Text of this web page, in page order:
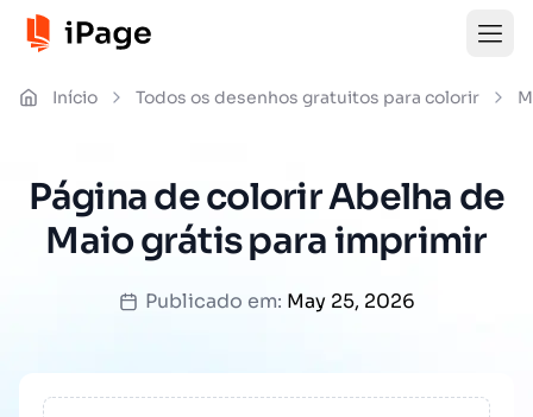
Início Todos os desenhos gratuitos para colorir
Página de colorir Abelha de
Maio grátis para imprimir
Publicado em: May 25, 2026